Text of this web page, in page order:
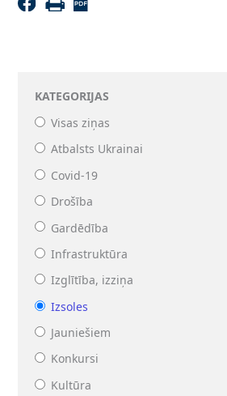
KATEGORIJAS
Visas ziņas
Atbalsts Ukrainai
Covid-19
Drošība
Gardēdība
Infrastruktūra
Izglītība, izziņa
Izsoles
Jauniešiem
Konkursi
Kultūra